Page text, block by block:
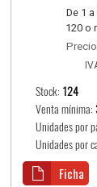
De 1 a
120 o
Stock: 124
Venta mínima:
Unidades por
Unidades por
Ficha